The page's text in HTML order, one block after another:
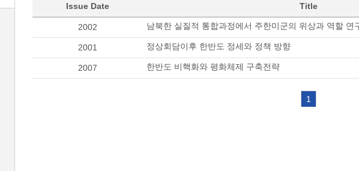
Issue Date Title
2002 남북한 실질적 통합과정에서 주한미군의 위상과 역할 연
2001 정상회담이후 한반도 정세와 정책 방향
2007 한반도 비핵화와 평화체제 구축전략
1